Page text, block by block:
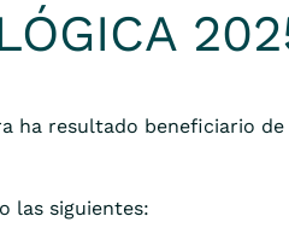
ha resultado beneficiario
las siguientes: